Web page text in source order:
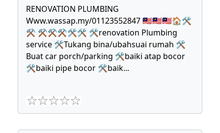
RENOVATION PLUMBING
Www.wassap.my/01123552847 🇲🇾🇲🇾🇲🇾🏠🛠
⚒ ⚒⚒⚒🛠🛠 🛠renovation Plumbing
service 🛠Tukang bina/ubahsuai rumah 🛠
Buat car porch/parking 🛠baiki atap bocor
🛠baiki pipe bocor 🛠baik...